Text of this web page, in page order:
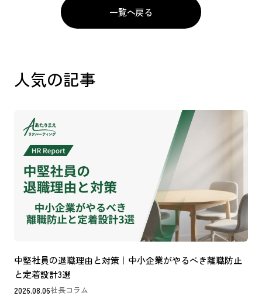
一覧へ戻る
人気の記事
中堅社員の退職理由と対策｜中小企業がやるべき離職防止
と定着設計3選
2026.08.06社長コラム